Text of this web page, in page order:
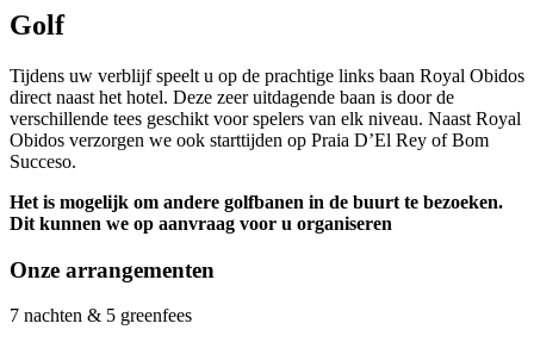
Golf
Tijdens uw verblijf speelt u op de prachtige links baan Royal Obidos
direct naast het hotel. Deze zeer uitdagende baan is door de
verschillende tees geschikt voor spelers van elk niveau. Naast Royal
Obidos verzorgen we ook starttijden op Praia D’El Rey of Bom
Succeso.
Het is mogelijk om andere golfbanen in de buurt te bezoeken.
Dit kunnen we op aanvraag voor u organiseren
Onze arrangementen
7 nachten & 5 greenfees